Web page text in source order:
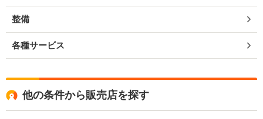
整備
各種サービス
他の条件から販売店を探す